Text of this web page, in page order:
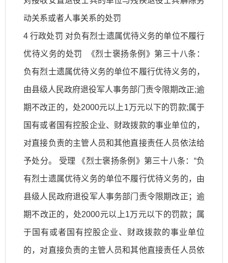
动关系或者人事关系的处罚
4 行政处罚 对负有烈士遗属优待义务的单位不履行
优待义务的处罚 《烈士褒扬条例》第三十八条：
负有烈士遗属优待义务的单位不履行优待义务的，
由县级人民政府退役军人事务部门责令限期改正;逾
期不改正的，处2000元以上1万元以下的罚款;属于
国有或者国有控股企业、财政拨款的事业单位的，
对直接负责的主管人员和其他直接责任人员依法给
予处分。 受理 《烈士褒扬条例》第三十八条：“负
有烈士遗属优待义务的单位不履行优待义务的，由
县级人民政府退役军人事务部门责令限期改正；逾
期不改正的，处2000元以上1万元以下的罚款；属
于国有或者国有控股企业、财政拨款的事业单位
的，对直接负责的主管人员和其他直接责任人员依